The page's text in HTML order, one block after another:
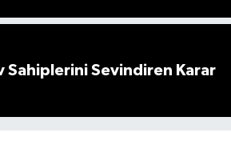
Sahiplerini Sevindiren Karar